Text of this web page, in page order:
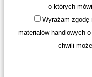
o których
Wyrażam zgodę
materiałów handlowych
chwili